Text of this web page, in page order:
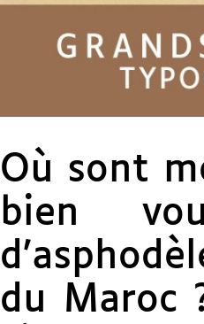
Où sont
bien
du Maroc